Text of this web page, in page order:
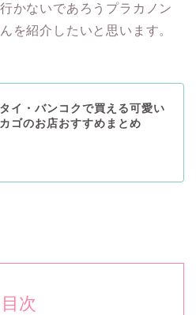
かないであろうプラカノン
を紹介したいと思います。
タイ・バンコクで買える可愛い
カゴのお店おすすめまとめ
目次